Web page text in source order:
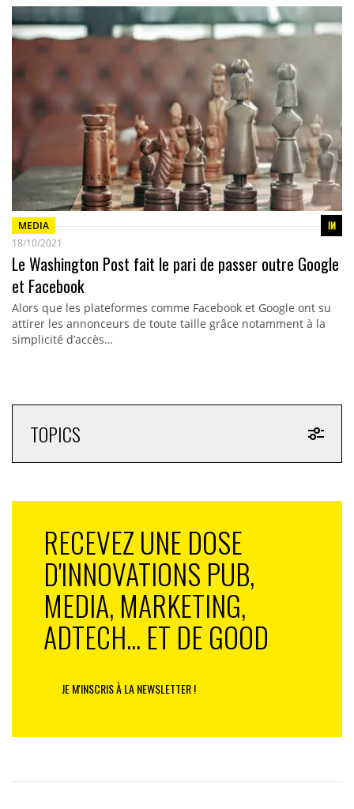
MEDIA
18/10/2021
Le Washington Post fait le pari de passer outre Google
et Facebook
Alors que les plateformes comme Facebook et Google ont su
attirer les annonceurs de toute taille grâce notamment à la
simplicité d’accès…
TOPICS
RECEVEZ UNE DOSE
D'INNOVATIONS PUB,
MEDIA, MARKETING,
ADTECH... ET DE GOOD
JE M'INSCRIS À LA NEWSLETTER !